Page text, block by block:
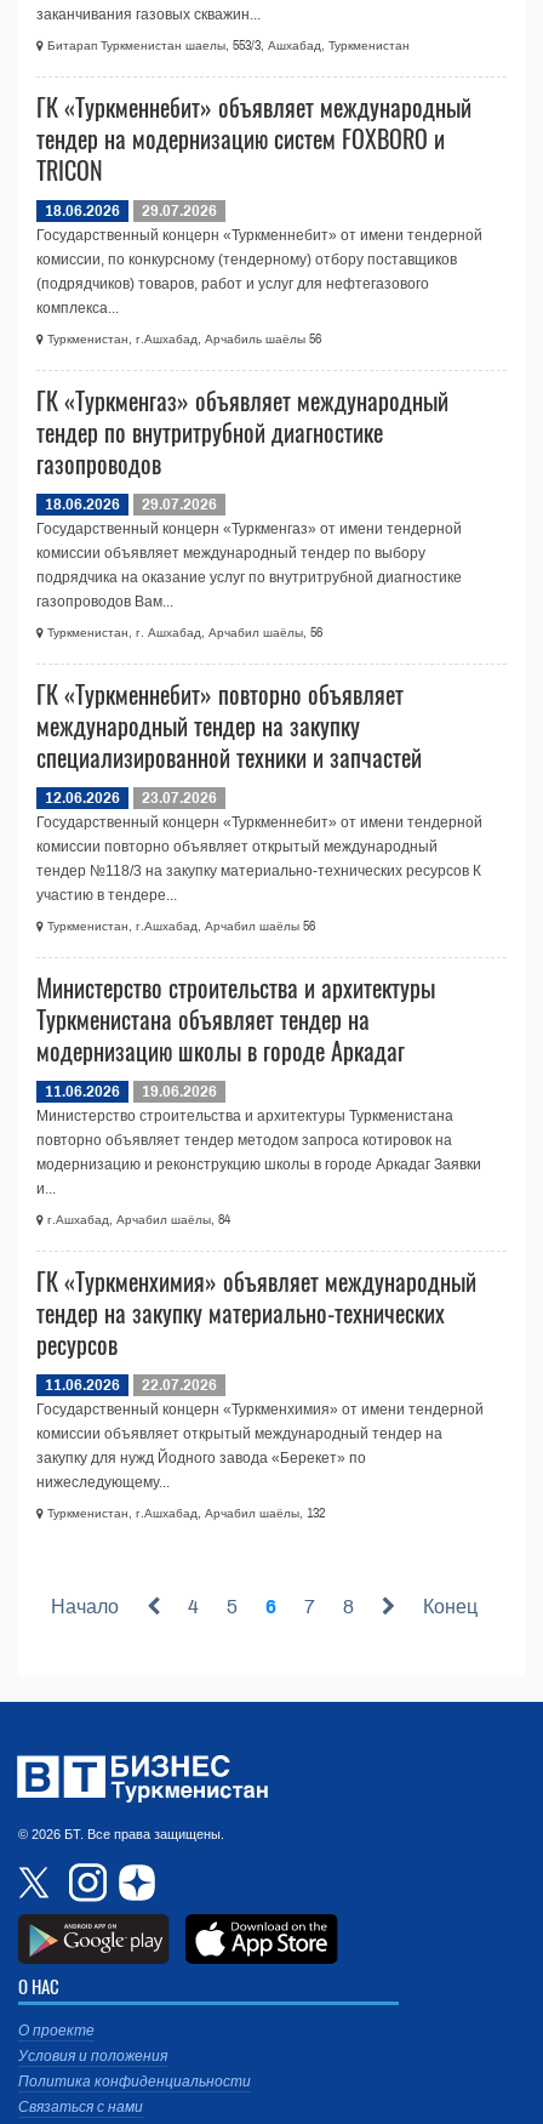
заканчивания газовых скважин...
Битарап Туркменистан шаелы, 553/3, Ашхабад, Туркменистан
ГК «Туркменнебит» объявляет международный
тендер на модернизацию систем FOXBORO и
TRICON
18.06.2026
29.07.2026
Государственный концерн «Туркменнебит» от имени тендерной
комиссии, по конкурсному (тендерному) отбору поставщиков
(подрядчиков) товаров, работ и услуг для нефтегазового
комплекса...
Туркменистан, г.Ашхабад, Арчабиль шаёлы 56
ГК «Туркменгаз» объявляет международный
тендер по внутритрубной диагностике
газопроводов
18.06.2026
29.07.2026
Государственный концерн «Туркменгаз» от имени тендерной
комиссии объявляет международный тендер по выбору
подрядчика на оказание услуг по внутритрубной диагностике
газопроводов Вам...
Туркменистан, г. Ашхабад, Арчабил шаёлы, 56
ГК «Туркменнебит» повторно объявляет
международный тендер на закупку
специализированной техники и запчастей
12.06.2026
23.07.2026
Государственный концерн «Туркменнебит» от имени тендерной
комиссии повторно объявляет открытый международный
тендер №118/3 на закупку материально-технических ресурсов К
участию в тендере...
Туркменистан, г.Ашхабад, Арчабил шаёлы 56
Министерство строительства и архитектуры
Туркменистана объявляет тендер на
модернизацию школы в городе Аркадаг
11.06.2026
19.06.2026
Министерство строительства и архитектуры Туркменистана
повторно объявляет тендер методом запроса котировок на
модернизацию и реконструкцию школы в городе Аркадаг Заявки
и...
г.Ашхабад, Арчабил шаёлы, 84
ГК «Туркменхимия» объявляет международный
тендер на закупку материально-технических
ресурсов
11.06.2026
22.07.2026
Государственный концерн «Туркменхимия» от имени тендерной
комиссии объявляет открытый международный тендер на
закупку для нужд Йодного завода «Берекет» по
нижеследующему...
Туркменистан, г.Ашхабад, Арчабил шаёлы, 132
Начало 4 5 6 7 8 Конец
© 2026 БТ. Все права защищены.
О НАС
О проекте
Условия и положения
Политика конфиденциальности
Связаться с нами